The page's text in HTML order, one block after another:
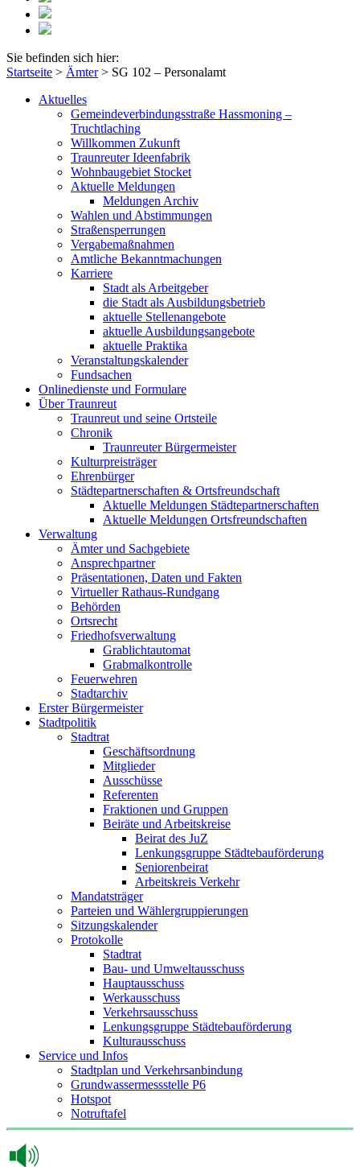
Sie befinden sich hier:
Startseite > Ämter> SG 102 – Personalamt
Aktuelles
Gemeindeverbindungsstraße Hassmoning –
Truchtlaching
Willkommen Zukunft
Traunreuter Ideenfabrik
Wohnbaugebiet Stocket
Aktuelle Meldungen
Meldungen Archiv
Wahlen und Abstimmungen
Straßensperrungen
Vergabemaßnahmen
Amtliche Bekanntmachungen
Karriere
Stadt als Arbeitgeber
die Stadt als Ausbildungsbetrieb
aktuelle Stellenangebote
aktuelle Ausbildungsangebote
aktuelle Praktika
Veranstaltungskalender
Fundsachen
Onlinedienste und Formulare
Über Traunreut
Traunreut und seine Ortsteile
Chronik
Traunreuter Bürgermeister
Kulturpreisträger
Ehrenbürger
Städtepartnerschaften & Ortsfreundschaft
Aktuelle Meldungen Städtepartnerschaften
Aktuelle Meldungen Ortsfreundschaften
Verwaltung
Ämter und Sachgebiete
Ansprechpartner
Präsentationen, Daten und Fakten
Virtueller Rathaus-Rundgang
Behörden
Ortsrecht
Friedhofsverwaltung
Grablichtautomat
Grabmalkontrolle
Feuerwehren
Stadtarchiv
Erster Bürgermeister
Stadtpolitik
Stadtrat
Geschäftsordnung
Mitglieder
Ausschüsse
Referenten
Fraktionen und Gruppen
Beiräte und Arbeitskreise
Beirat des JuZ
Lenkungsgruppe Städtebauförderung
Seniorenbeirat
Arbeitskreis Verkehr
Mandatsträger
Parteien und Wählergruppierungen
Sitzungskalender
Protokolle
Stadtrat
Bau- und Umweltausschuss
Hauptausschuss
Werkausschuss
Verkehrsausschuss
Lenkungsgruppe Städtebauförderung
Kulturausschuss
Service und Infos
Stadtplan und Verkehrsanbindung
Grundwassermessstelle P6
Hotspot
Notruftafel